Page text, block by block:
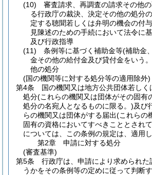
(10)
審査請求、再調査の請求その他
る行政庁の裁決、決定その他の処分
定する聴聞若しくは弁明の機会の付
見陳述のための手続において法令に
及び行政指導
(11)
条例等に基づく補助金等(補助金
金その他の給付金及び貸付金をいう
他の処分
(国の機関等に対する処分等の適用除外)
第4条
国の機関又は地方公共団体若し
処分(これらの機関又は団体がその固有
処分の名宛人となるものに限る。)及び
らの機関又は団体がする届出(これらの
固有の資格においてすべきこととされ
については、この条例の規定は、適用し
第2章
申請に対する処分
(審査基準)
第5条
行政庁は、申請により求められ
うかをその条例等の定めに従って判断